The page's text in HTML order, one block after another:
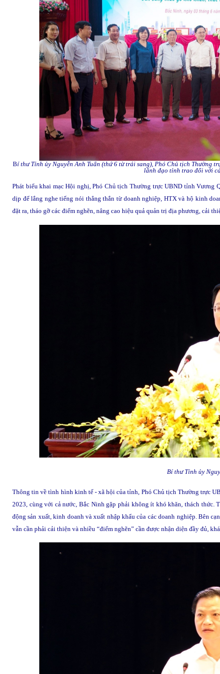
Bí thư Tỉnh ủy Nguyễn Anh Tuấn (thứ 6 từ trái sang), Phó Chủ tịch Thường
lãnh đạo tỉnh trao đổi với
Phát biểu khai mạc Hội nghị, Phó Chủ tịch Thường trực UBND tỉnh
dịp để lắng nghe tiếng nói thẳng thắn từ doanh nghiệp, HTX và hộ kinh
đặt ra, tháo gỡ các điểm nghẽn, nâng cao hiệu quả quản trị địa phương, cải
Bí thư Tỉnh ủy
Thông tin về tình hình kinh tế - xã hội của tỉnh, Phó Chủ tịch Thường trực
2023, cùng với cả nước, Bắc Ninh gặp phải không ít khó khăn, thách
động sản xuất, kinh doanh và xuất nhập khẩu của các doanh nghiệp. Bên
vẫn cần phải cải thiện và nhiều “điểm nghẽn” cần được nhận diện đầy đủ,